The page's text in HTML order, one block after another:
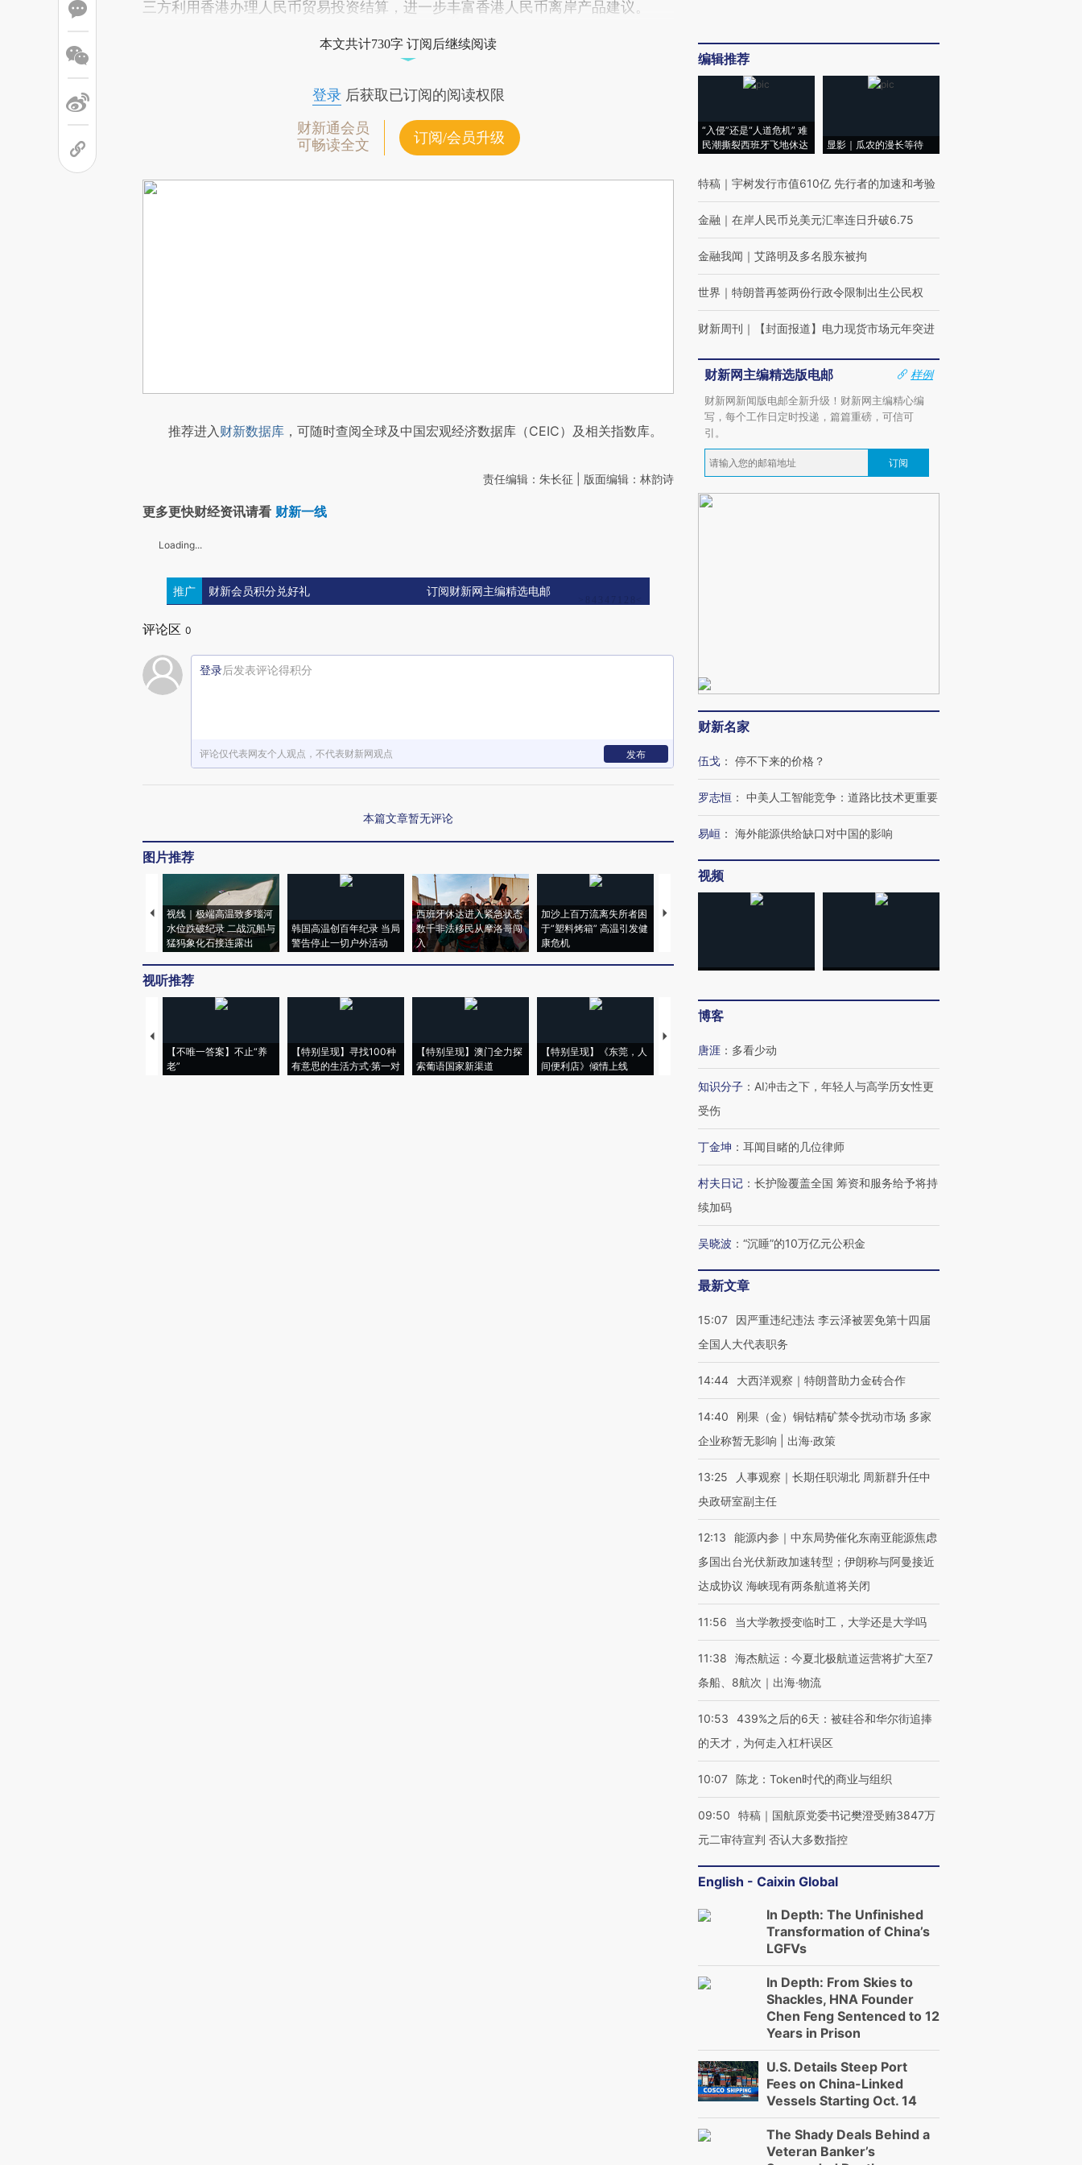
三方利用香港办理人民币贸易投资结算，进一步丰富香港人民币离岸产品建议。
本文共计730字 订阅后继续阅读
登录后获取已订阅的阅读权限
财新通会员
可畅读全文
订阅/会员升级
推荐进入财新数据库 ，可随时查阅全球及中国宏观经济数据库（CEIC）及相关指数库。
责任编辑：朱长征 | 版面编辑：林韵诗
更多更快财经资讯请看 财新一线
Loading...
推广 财新会员积分兑好礼 订阅财新网主编精选电邮
评论区 0
登录后发表评论得积分
评论仅代表网友个人观点，不代表财新网观点 发布
本篇文章暂无评论
图片推荐
视线｜极端高温致多瑙河
水位跌破纪录 二战沉船与
猛犸象化石接连露出
韩国高温创百年纪录 当局
警告停止一切户外活动
西班牙休达进入紧急状态
数千非法移民从摩洛哥闯
入
加沙上百万流离失所者困
于“塑料烤箱” 高温引发健
康危机
视线｜HYROX的吸金
视听推荐
【不唯一答案】不止“养
老”
【特别呈现】寻找100种
有意思的生活方式·第一对
【特别呈现】澳门全力探
索葡语国家新渠道
【特别呈现】《东莞，人
间便利店》倾情上线
【推广】走进第四届链博
会，让数智科技“链”接产
有意思的生活方式·第三对
住三大增长引擎是什么？
编辑推荐
“入侵”还是“人道危机” 难
民潮撕裂西班牙飞地休达
显影｜瓜农的漫长等待
特稿 ｜ 宇树发行市值610亿 先行者的加速和考验
金融 ｜ 在岸人民币兑美元汇率连日升破6.75
金融我闻 ｜ 艾路明及多名股东被拘
世界 ｜ 特朗普再签两份行政令限制出生公民权
财新周刊 ｜ 【封面报道】电力现货市场元年突进
财新网主编精选版电邮
样例
财新网新闻版电邮全新升级！财新网主编精心编
写，每个工作日定时投递，篇篇重磅，可信可
引。
订阅
财新名家
伍戈 ： 停不下来的价格？
罗志恒 ： 中美人工智能竞争：道路比技术更重要
易峘 ： 海外能源供给缺口对中国的影响
视频
博客
唐涯 ： 多看少动
知识分子 ： AI冲击之下，年轻人与高学历女性更
受伤
丁金坤 ： 耳闻目睹的几位律师
村夫日记 ： 长护险覆盖全国 筹资和服务给予将持
续加码
吴晓波 ： “沉睡”的10万亿元公积金
最新文章
15:07
因严重违纪违法 李云泽被罢免第十四届
全国人大代表职务
14:44 大西洋观察｜特朗普助力金砖合作
14:40
刚果（金）铜钴精矿禁令扰动市场 多家
企业称暂无影响 | 出海·政策
13:25
人事观察｜长期任职湖北 周新群升任中
央政研室副主任
12:13
能源内参｜中东局势催化东南亚能源焦虑
多国出台光伏新政加速转型；伊朗称与阿曼接近
达成协议 海峡现有两条航道将关闭
11:56 当大学教授变临时工，大学还是大学吗
11:38
海杰航运：今夏北极航道运营将扩大至7
条船、8航次｜出海·物流
10:53
439%之后的6天：被硅谷和华尔街追捧
的天才，为何走入杠杆误区
10:07 陈龙：Token时代的商业与组织
09:50
特稿｜国航原党委书记樊澄受贿3847万
元二审待宣判 否认大多数指控
English - Caixin Global
In Depth: The Unfinished
Transformation of China’s
LGFVs
In Depth: From Skies to
Shackles, HNA Founder
Chen Feng Sentenced to 12
Years in Prison
U.S. Details Steep Port
Fees on China-Linked
Vessels Starting Oct. 14
The Shady Deals Behind a
Veteran Banker’s